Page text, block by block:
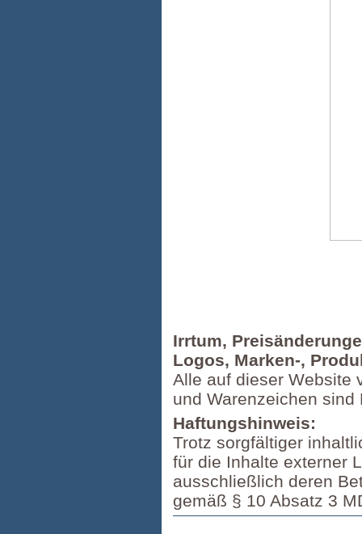
Irrtum,
Logos, Marken-,
Alle auf dieser Website
und Warenzeichen
Haftungshinweis:
Trotz sorgfältiger
für die Inhalte externer
ausschließlich deren
gemäß § 10 Absatz 3